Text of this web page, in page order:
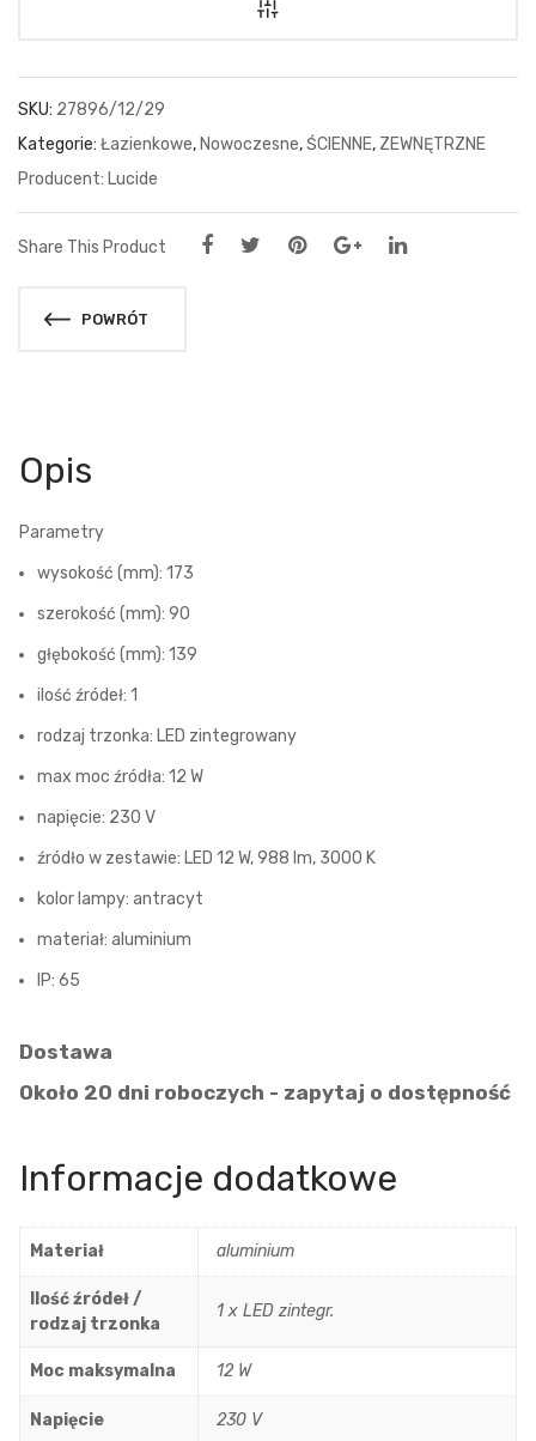
SKU: 27896/12/29
Kategorie: Łazienkowe, Nowoczesne,ŚCIENNE, ZEWNĘTRZNE
Lucide
Share This Product
POWRÓT
Opis
Parametry
wysokość (mm): 173
szerokość (mm): 90
głębokość (mm): 139
ilość źródeł: 1
rodzaj trzonka: LED zintegrowany
max moc źródła: 12 W
napięcie: 230 V
źródło w zestawie: LED 12 W, 988 lm, 3000 K
kolor lampy: antracyt
materiał: aluminium
IP: 65
Dostawa
Około 20 dni roboczych - zapytaj o dostępność
Informacje dodatkowe
Materiał aluminium
Ilość źródeł /
rodzaj trzonka
1 x LED zintegr.
Moc maksymalna 12 W
Napięcie 230 V